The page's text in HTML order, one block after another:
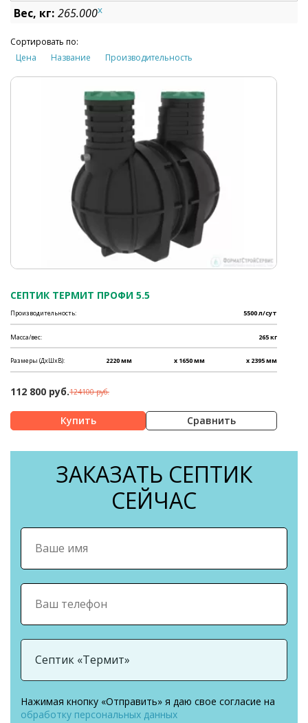
Вес, кг: 265.000x
Сортировать по:
Цена
Название Производительность
СЕПТИК ТЕРМИТ ПРОФИ 5.5
Производительность: 5500 л/сут
Масса/вес: 265 кг
Размеры (ДхШхВ): 2220 мм x 1650 мм x 2395 мм
112 800 руб.124100 руб.
Сравнить
ЗАКАЗАТЬ СЕПТИК
СЕЙЧАС
Нажимая кнопку «Отправить» я даю свое согласие на
обработку персональных данных